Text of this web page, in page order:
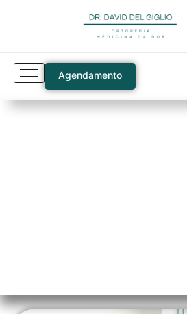
Agendamento